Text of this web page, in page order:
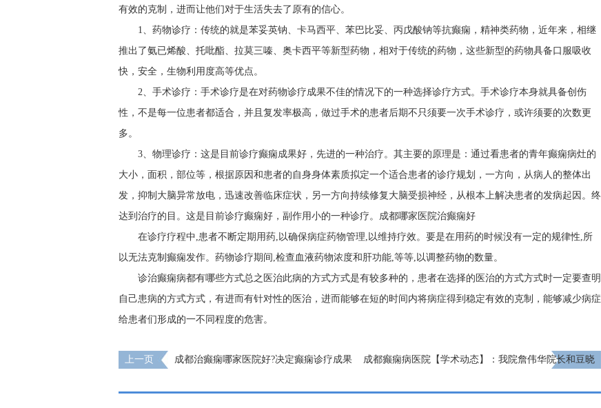
有效的克制，进而让他们对于生活失去了原有的信心。
1、药物诊疗：传统的就是苯妥英钠、卡马西平、苯巴比妥、丙戊酸钠等抗癫痫，精神类药物，近年来，相继
推出了氨已烯酸、托吡酯、拉莫三嗪、奥卡西平等新型药物，相对于传统的药物，这些新型的药物具备口服吸收
快，安全，生物利用度高等优点。
2、手术诊疗：手术诊疗是在对药物诊疗成果不佳的情况下的一种选择诊疗方式。手术诊疗本身就具备创伤
性，不是每一位患者都适合，并且复发率极高，做过手术的患者后期不只须要一次手术诊疗，或许须要的次数更
多。
3、物理诊疗：这是目前诊疗癫痫成果好，先进的一种治疗。其主要的原理是：通过看患者的青年癫痫病灶的
大小，面积，部位等，根据原因和患者的自身身体素质拟定一个适合患者的诊疗规划，一方向，从病人的整体出
发，抑制大脑异常放电，迅速改善临床症状，另一方向持续修复大脑受损神经，从根本上解决患者的发病起因。终
达到治疗的目。这是目前诊疗癫痫好，副作用小的一种诊疗。 成都哪家医院治癫痫好
在诊疗疗程中,患者不断定期用药,以确保病症药物管理,以维持疗效。要是在用药的时候没有一定的规律性,所
以无法克制癫痫发作。药物诊疗期间,检查血液药物浓度和肝功能,等等,以调整药物的数量。
诊治癫痫病都有哪些方式总之医治此病的方式方式是有较多种的，患者在选择的医治的方式方式时一定要查明
自己患病的方式方式，有进而有针对性的医治，进而能够在短的时间内将病症得到稳定有效的克制，能够减少病症
给患者们形成的一不同程度的危害。
上一页
成都治癫痫哪家医院好?决定癫痫诊疗成果
成都癫痫病医院【学术动态】：我院詹伟华院长和豆晓